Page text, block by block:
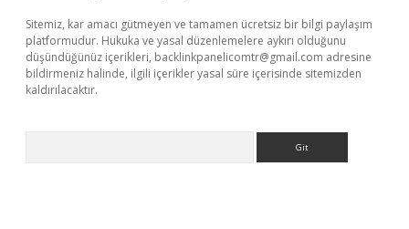
Sitemiz, kar amacı gütmeyen ve tamamen ücretsiz bir bilgi paylaşım
platformudur. Hukuka ve yasal düzenlemelere aykırı olduğunu
düşündüğünüz içerikleri, backlinkpanelicomtr@gmail.com adresine
bildirmeniz halinde, ilgili içerikler yasal süre içerisinde sitemizden
kaldırılacaktır.